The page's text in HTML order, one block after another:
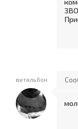
ветальбон